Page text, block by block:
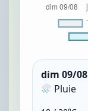
dim 09/08
Pluie